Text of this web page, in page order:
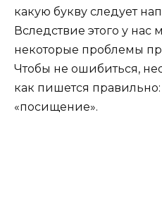
какую букву следует
Вследствие этого у нас
некоторые проблемы
Чтобы не ошибиться,
как пишется
«посищение».